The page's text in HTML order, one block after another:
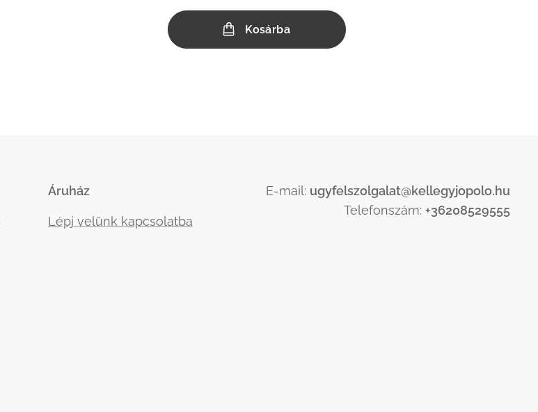
Kosárba
Áruház
Lépj velünk kapcsolatba
E-mail: ugyfelszolgalat@kellegyjopolo.hu
Telefonszám: +36208529555